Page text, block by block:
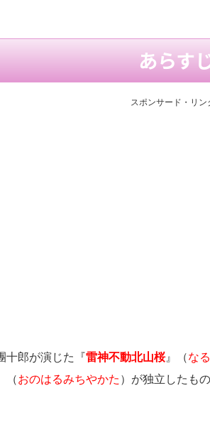
あらす
スポンサード・リン
十郎が演じた『雷神不動北山桜』（な
（おのはるみちやかた ）が独立したもの